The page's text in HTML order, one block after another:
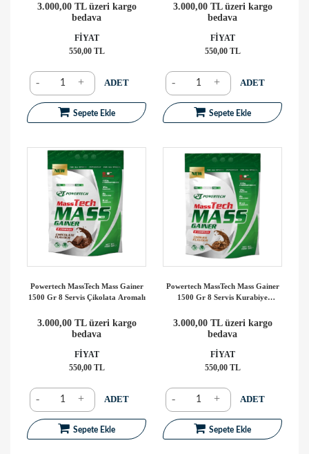
3.000,00 TL üzeri kargo
bedava
FİYAT
550,00 TL
- + ADET
Sepete Ekle
3.000,00 TL üzeri kargo
bedava
FİYAT
550,00 TL
- + ADET
Sepete Ekle
Powertech MassTech Mass Gainer
1500 Gr 8 Servis Çikolata Aromalı
3.000,00 TL üzeri kargo
bedava
FİYAT
550,00 TL
- + ADET
Sepete Ekle
Powertech MassTech Mass Gainer
1500 Gr 8 Servis Kurabiye
3.000,00 TL üzeri kargo
bedava
FİYAT
550,00 TL
- + ADET
Sepete Ekle